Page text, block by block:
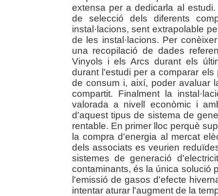
extensa per a dedicarla al
de selecció dels diferents
instal·lacions, sent extrapolable
de les instal·lacions. Per
una recopilació de dades
Vinyols i els Arcs durant els
durant l'estudi per a comparar
de consum i, així, poder avaluar
compartit. Finalment la
valorada a nivell econòmic i
d'aquest tipus de sistema de
rentable. En primer lloc perquè
la compra d'energia al mercat
dels associats es veurien
sistemes de generació
contaminants, és la única solució
l'emissió de gasos d'efecte
intentar aturar l'augment de la